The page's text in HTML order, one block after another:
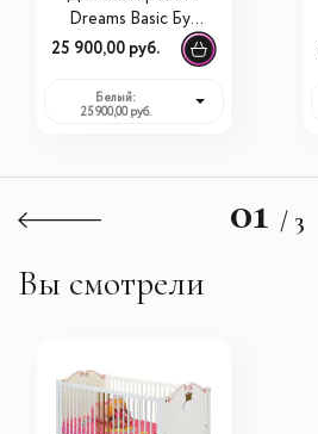
Dreams Basic Бук
180х90
25 900,00 руб.
Белый:
25 900,00 руб.
01 / 3
Вы смотрели